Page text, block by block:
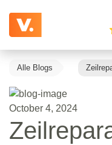
Alle Blogs
October 4, 2024